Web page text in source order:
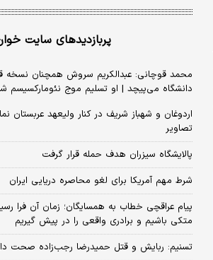
پربازدیدهای سایت
محمد قوچانی: عبدالکریم سروش همچنان نسخه
دانشگاه می‌پیچد | او تسلیم موج نئومارکسیسم
اردوغان و شهباز شریف در کنار ولیعهد عربستان
تصاویر
پالایشگاه سیزران هدف حمله قرار گرفت
شرط مهم آمریکا برای لغو محاصره دریایی ایران
پیام عراقچی خطاب به همسایگان؛ زمان آن فرا
متکی باشیم و برادری واقعی را در پیش گیریم
تسنیم: ربایش و قتل حمیدرضا رجب‌زاده صحت